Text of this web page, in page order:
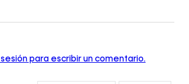
sesión para escribir un comentario.